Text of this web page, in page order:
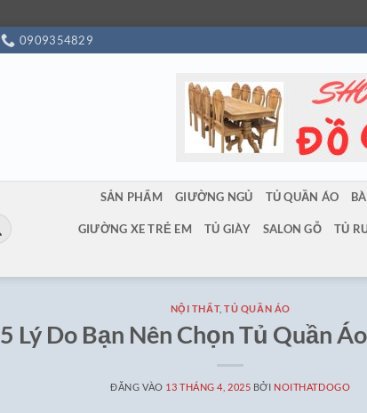
0909354829
SẢN PHẨM GIƯỜNG NGỦ TỦ QUẦN ÁO
GIƯỜNG XE TRẺ EM TỦ GIÀY SALON GỖ TỦ
NỘI THẤT,TỦ QUẦN ÁO
5 Lý Do Bạn Nên Chọn Tủ Quần
ĐĂNG VÀO 13 THÁNG 4, 2025 BỞI NOITHATDOGO